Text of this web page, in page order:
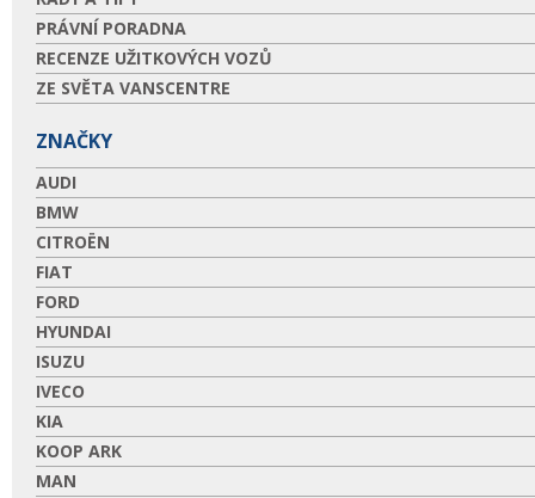
PRÁVNÍ PORADNA
RECENZE UŽITKOVÝCH VOZŮ
ZE SVĚTA VANSCENTRE
ZNAČKY
AUDI
BMW
CITROËN
FIAT
FORD
HYUNDAI
ISUZU
IVECO
KIA
KOOP ARK
MAN